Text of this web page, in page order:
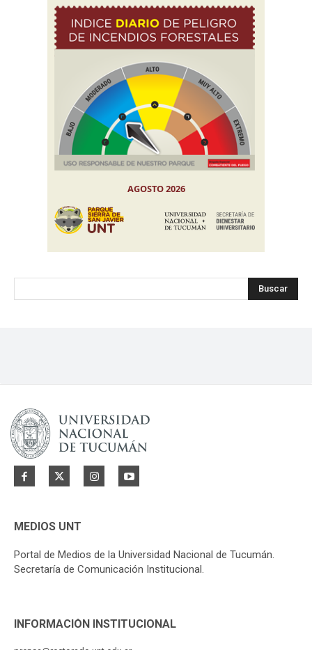
Buscar
MEDIOS UNT
Portal de Medios de la Universidad Nacional de Tucumán.
Secretaría de Comunicación Institucional.
INFORMACIÓN INSTITUCIONAL